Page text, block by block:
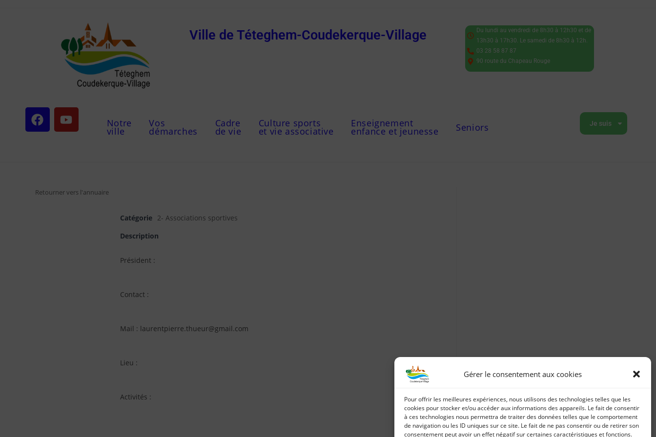
Gérer le consentement aux cookies
Pour offrir les meilleures expériences, nous utilisons des technologies telles que les
cookies pour stocker et/ou accéder aux informations des appareils. Le fait de consentir
à ces technologies nous permettra de traiter des données telles que le comportement
de navigation ou les ID uniques sur ce site. Le fait de ne pas consentir ou de retirer son
consentement peut avoir un effet négatif sur certaines caractéristiques et fonctions.
Ville de Téteghem-Coudekerque-Village
Du lundi au vendredi de 8h30 à 12h30 et de
13h30 à 17h30. Le samedi de 8h30 à 12h.
03 28 58 87 87
90 route du Chapeau Rouge
Notre
ville
Vos
démarches
Cadre
de vie
Culture sports
et vie associative
Enseignement
enfance et jeunesse Seniors Je suis
Retourner vers l'annuaire
Catégorie 2- Associations sportives
Description
Président :
Contact :
Mail : laurentpierre.thueur@gmail.com
Lieu :
Activités :